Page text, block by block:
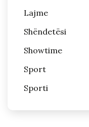
Lajme
Shëndetësi
Showtime
Sport
Sporti